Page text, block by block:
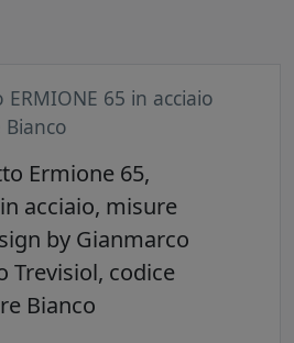
65 in acciaio
Bianco
Ermione 65,
acciaio, misure
by Gianmarco
Trevisiol, codice
Bianco